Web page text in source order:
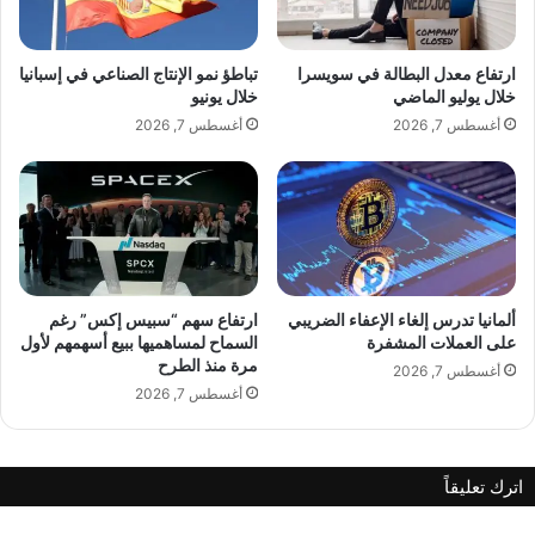
ل
ف
ي
ط
ا
ل
أ
س
ن
ا
ن
ب
ع
ق
ي
ب
أ
ح
د
ظ
ه
و
ر
ارتفاع معدل البطالة في سويسرا
خلال يوليو الماضي
أغسطس 7, 2026
تباطؤ نمو الإنتاج الصناعي في إسبانيا
خلال يونيو
أغسطس 7, 2026
ألمانيا تدرس إلغاء الإعفاء الضريبي
على العملات المشفرة
أغسطس 7, 2026
ارتفاع سهم “سبيس إكس” رغم
السماح لمساهميها ببيع أسهمهم لأول
مرة منذ الطرح
أغسطس 7, 2026
اترك تعليقاً